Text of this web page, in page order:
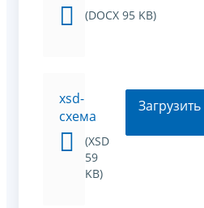
(DOCX 95 KB)
xsd-
схема
(XSD
59
KB)
Загрузить